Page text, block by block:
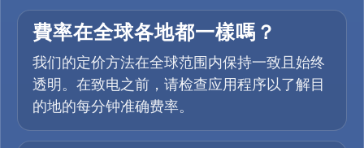
費率在全球各地都一樣嗎？
我们的定价方法在全球范围内保持一致且始终
透明。在致电之前，请检查应用程序以了解目
的地的每分钟准确费率。